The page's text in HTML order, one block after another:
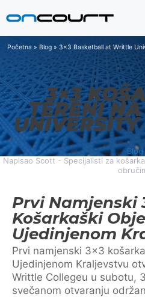
na
Početna » Blog » 3x3 Basketball at Writtle
3×3
TERENI
UNIVERSITY
Blog
Napisao Scott - Specijalisti za
Prvi Namjenski
Košarkaški
Ujedinjenom
Prvi namjenski 3×3
Ujedinjenom Kraljevstvu
Writtle Collegeu u subotu,
svečanom otvaranju